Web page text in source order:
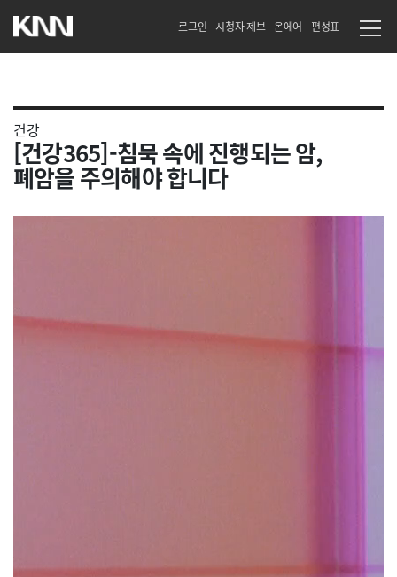
로그인 시청자 제보 온에어 편성표
건강
[건강365]-침묵 속에 진행되는 암,
폐암을 주의해야 합니다